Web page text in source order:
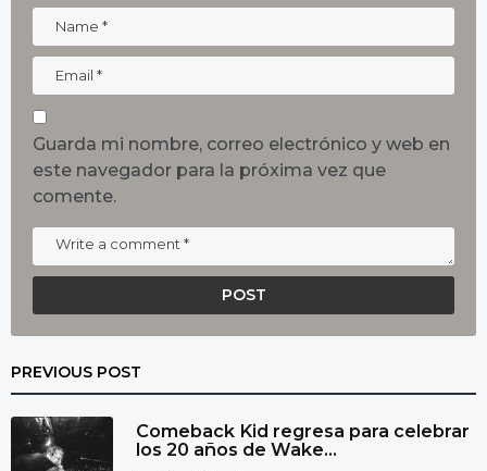
Guarda mi nombre, correo electrónico y web en
este navegador para la próxima vez que
comente.
PREVIOUS POST
Comeback Kid regresa para celebrar
los 20 años de Wake...